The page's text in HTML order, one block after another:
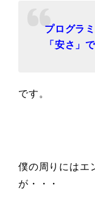
プログラ
「安さ」
です。
僕の周りにはエ
が・・・